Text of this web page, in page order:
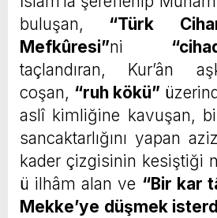
buluşan, “Türk
Mefkûresi”ni
taçlandıran, Kur’ân
coşan, “ruh kökü”
aslî kimliğine kavuşan,
sancaktarlığını yapan
kader çizgisinin kesiştiği
ü ilhâm alan ve “Bir kar
Mekke’ye düşmek